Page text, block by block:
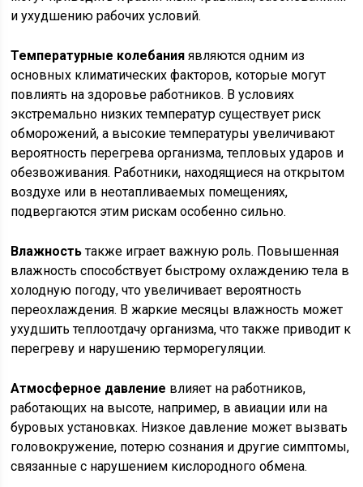
и ухудшению рабочих условий.
Температурные колебания являются одним из
основных климатических факторов, которые могут
повлиять на здоровье работников. В условиях
экстремально низких температур существует риск
обморожений, а высокие температуры увеличивают
вероятность перегрева организма, тепловых ударов и
обезвоживания. Работники, находящиеся на открытом
воздухе или в неотапливаемых помещениях,
подвергаются этим рискам особенно сильно.
Влажностьтакже играет важную роль. Повышенная
влажность способствует быстрому охлаждению тела в
холодную погоду, что увеличивает вероятность
переохлаждения. В жаркие месяцы влажность может
ухудшить теплоотдачу организма, что также приводит к
перегреву и нарушению терморегуляции.
Атмосферное давление влияет на работников,
работающих на высоте, например, в авиации или на
буровых установках. Низкое давление может вызвать
головокружение, потерю сознания и другие симптомы,
связанные с нарушением кислородного обмена.